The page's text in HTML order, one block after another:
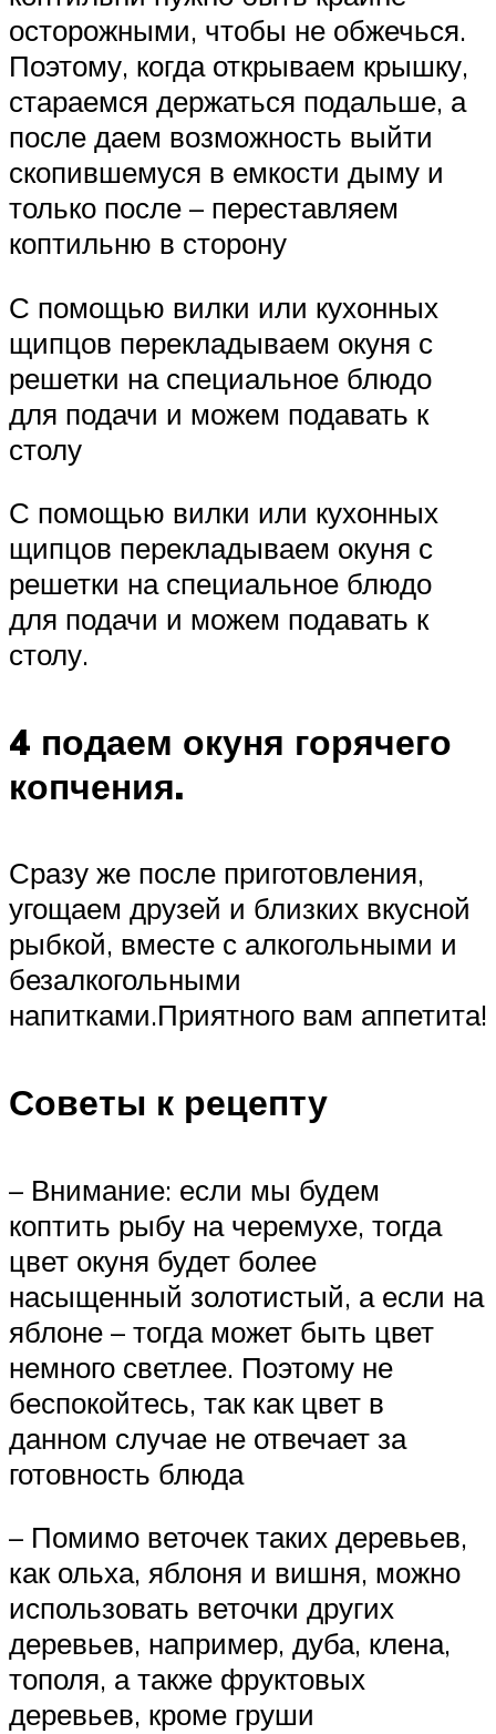
осторожными, чтобы не обжечься.
Поэтому, когда открываем крышку,
стараемся держаться подальше, а
после даем возможность выйти
скопившемуся в емкости дыму и
только после – переставляем
коптильню в сторону
С помощью вилки или кухонных
щипцов перекладываем окуня с
решетки на специальное блюдо
для подачи и можем подавать к
столу
С помощью вилки или кухонных
щипцов перекладываем окуня с
решетки на специальное блюдо
для подачи и можем подавать к
столу.
4 подаем окуня горячего
копчения.
Сразу же после приготовления,
угощаем друзей и близких вкусной
рыбкой, вместе с алкогольными и
безалкогольными
напитками.Приятного вам аппетита!
Советы к рецепту
– Внимание: если мы будем
коптить рыбу на черемухе, тогда
цвет окуня будет более
насыщенный золотистый, а если на
яблоне – тогда может быть цвет
немного светлее. Поэтому не
беспокойтесь, так как цвет в
данном случае не отвечает за
готовность блюда
– Помимо веточек таких деревьев,
как ольха, яблоня и вишня, можно
использовать веточки других
деревьев, например, дуба, клена,
тополя, а также фруктовых
деревьев, кроме груши